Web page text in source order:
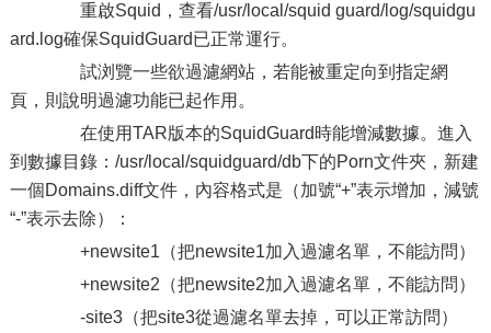
重啟Squid，查看/usr/local/squid guard/log/squidgu
ard.log確保SquidGuard已正常運行。
試浏覽一些欲過濾網站，若能被重定向到指定網
頁，則說明過濾功能已起作用。
在使用TAR版本的SquidGuard時能增減數據。進入
到數據目錄：/usr/local/squidguard/db下的Porn文件夾，新建
一個Domains.diff文件，內容格式是（加號“+”表示增加，減號
“-”表示去除）：
+newsite1（把newsite1加入過濾名單，不能訪問）
+newsite2（把newsite2加入過濾名單，不能訪問）
-site3（把site3從過濾名單去掉，可以正常訪問）